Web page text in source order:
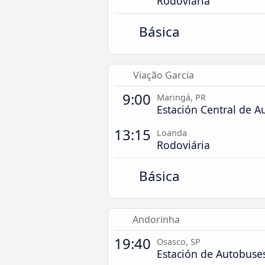
Básica
Viação Garcia
9:00 Maringá, PR
Estación Central de
13:15 Loanda
Rodoviária
Básica
Andorinha
19:40 Osasco, SP
Estación de